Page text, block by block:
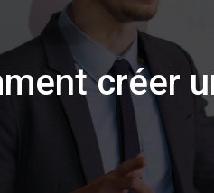
créer